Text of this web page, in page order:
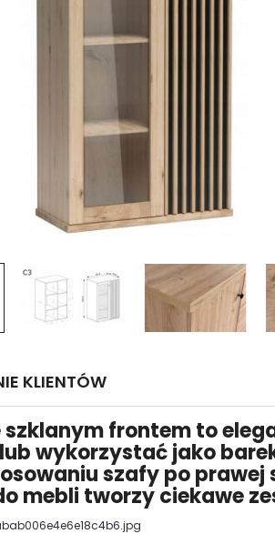
KLIENTÓW
frontem to
wykorzystać jako
szafy po prawej
mebli tworzy ciekawe